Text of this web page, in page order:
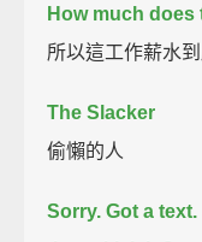
How much does
所以這工作薪水
The Slacker
偷懶的人
Sorry. Got a text.